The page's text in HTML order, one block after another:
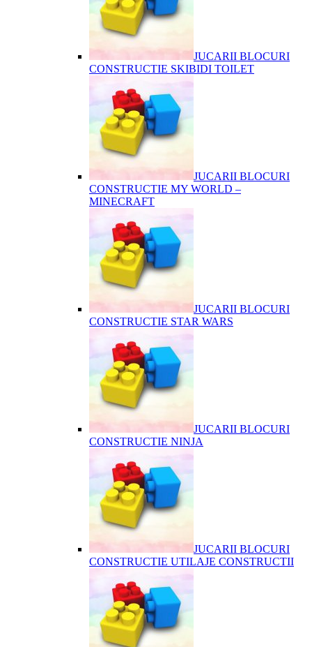
JUCARII BLOCURI
CONSTRUCTIE SKIBIDI TOILET
JUCARII BLOCURI
CONSTRUCTIE MY WORLD –
MINECRAFT
JUCARII BLOCURI
CONSTRUCTIE STAR WARS
JUCARII BLOCURI
CONSTRUCTIE NINJA
JUCARII BLOCURI
CONSTRUCTIE UTILAJE CONSTRUCTII